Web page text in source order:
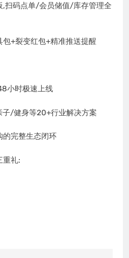
,扫码点单/会员储值/库存管理全
+裂变红包+精准推送提醒
小时极速上线
/健身等20+行业解决方案
的完整生态闭环
重礼: